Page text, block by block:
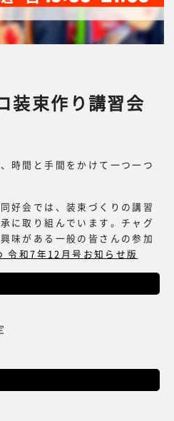
装束作り講習会
時間と手間をかけて一つ一つ
好会では、装束づくりの講習
に取り組んでいます。チャグ
味がある一般の皆さんの参加
令和7年12月号お知らせ版